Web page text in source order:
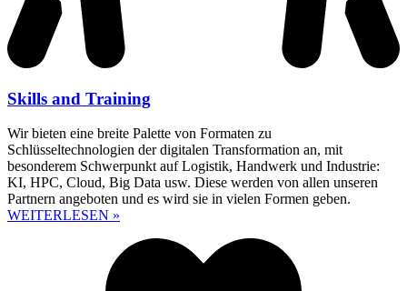
Skills and Training
Wir bieten eine breite Palette von Formaten zu
Schlüsseltechnologien der digitalen Transformation an, mit
besonderem Schwerpunkt auf Logistik, Handwerk und Industrie:
KI, HPC, Cloud, Big Data usw. Diese werden von allen unseren
Partnern angeboten und es wird sie in vielen Formen geben.
WEITERLESEN »